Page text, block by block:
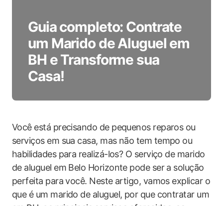
Guia completo: Contrate
um Marido de Aluguel em
BH e Transforme sua
Casa!
Você está precisando de pequenos reparos ou
serviços em sua casa, mas não tem tempo ou
habilidades para realizá-los? O serviço de marido
de aluguel em Belo Horizonte pode ser a solução
perfeita para você. Neste artigo, vamos explicar o
que é um marido de aluguel, por que contratar um